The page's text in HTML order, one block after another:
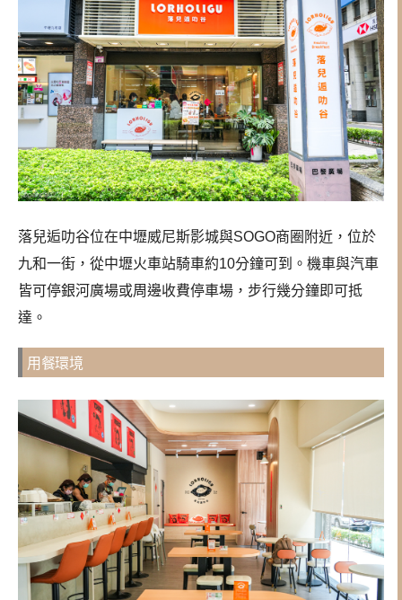
落兒逅叻谷位在中壢威尼斯影城與SOGO商圈附近，位於
九和一街，從中壢火車站騎車約10分鐘可到。機車與汽車
皆可停銀河廣場或周邊收費停車場，步行幾分鐘即可抵
達。
用餐環境